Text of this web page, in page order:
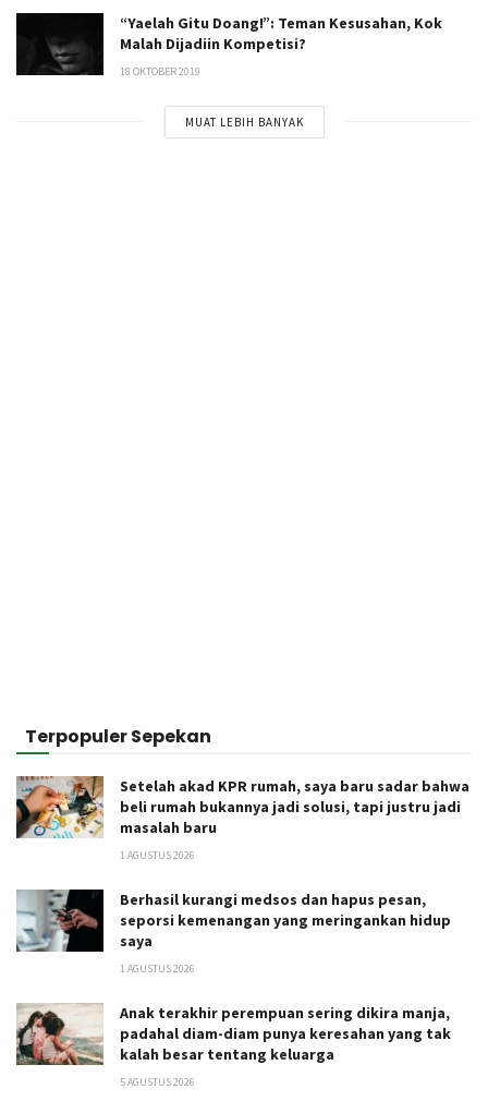
“Yaelah Gitu Doang!”: Teman Kesusahan, Kok
Malah Dijadiin Kompetisi?
18 OKTOBER 2019
MUAT LEBIH BANYAK
Terpopuler Sepekan
Setelah akad KPR rumah, saya baru sadar bahwa
beli rumah bukannya jadi solusi, tapi justru jadi
masalah baru
1 AGUSTUS 2026
Berhasil kurangi medsos dan hapus pesan,
seporsi kemenangan yang meringankan hidup
saya
1 AGUSTUS 2026
Anak terakhir perempuan sering dikira manja,
padahal diam-diam punya keresahan yang tak
kalah besar tentang keluarga
5 AGUSTUS 2026